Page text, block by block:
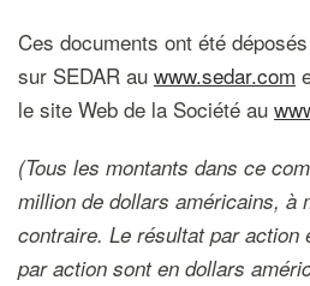
Ces documents ont été
sur SEDAR au www.sedar.com
le site Web de la Société au
(Tous les montants dans ce
million de dollars américains, à
contraire. Le résultat par action
par action sont en dollars